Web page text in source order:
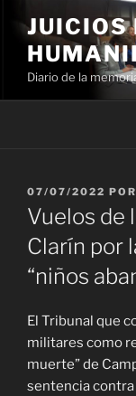
contenido
JUICIOS
Diario de la
PUBLICADO
EL
07/07/2022 POR
Vuelos de
Clarín por
“niños
El Tribunal que
militares como
muerte” de
sentencia